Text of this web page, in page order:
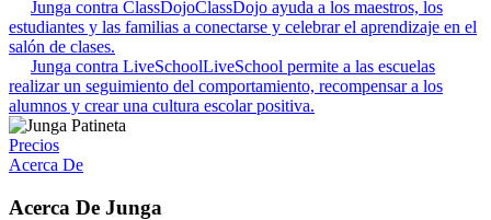
Junga contra ClassDojoClassDojo ayuda a los maestros, los
estudiantes y las familias a conectarse y celebrar el aprendizaje en el
salón de clases.
Junga contra LiveSchoolLiveSchool permite a las escuelas
realizar un seguimiento del comportamiento, recompensar a los
alumnos y crear una cultura escolar positiva.
Precios
Acerca De
Acerca De Junga